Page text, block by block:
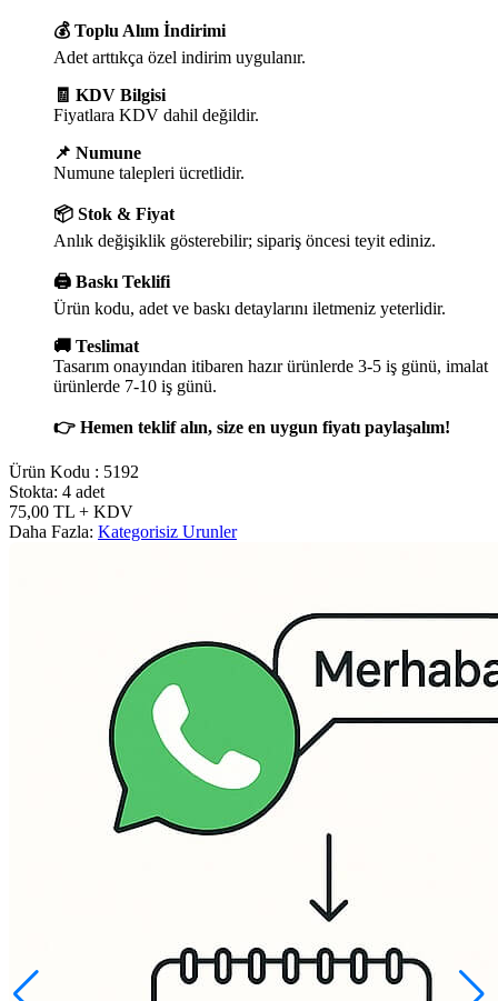
💰 Toplu Alım İndirimi
Adet arttıkça özel indirim uygulanır.
🧾 KDV Bilgisi
Fiyatlara KDV dahil değildir.
📌 Numune
Numune talepleri ücretlidir.
📦 Stok & Fiyat
Anlık değişiklik gösterebilir; sipariş öncesi teyit ediniz.
🖨️ Baskı Teklifi
Ürün kodu, adet ve baskı detaylarını iletmeniz yeterlidir.
🚚 Teslimat
Tasarım onayından itibaren hazır ürünlerde 3-5 iş günü, imalat
ürünlerde 7-10 iş günü.
👉 Hemen teklif alın, size en uygun fiyatı paylaşalım!
Ürün Kodu : 5192
Stokta: 4 adet
75,00 TL + KDV
Daha Fazla: Kategorisiz Urunler